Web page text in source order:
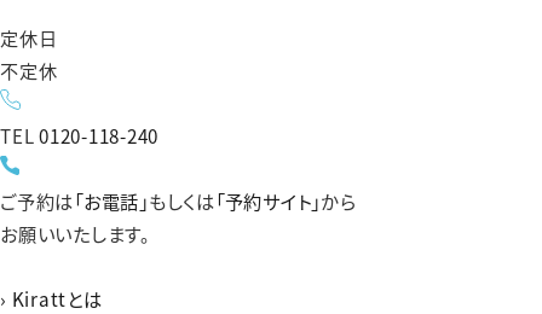
定休日
不定休
TEL0120-118-240
ご予約は「お電話」もしくは「予約サイト」から
お願いいたします。
› Kirattとは